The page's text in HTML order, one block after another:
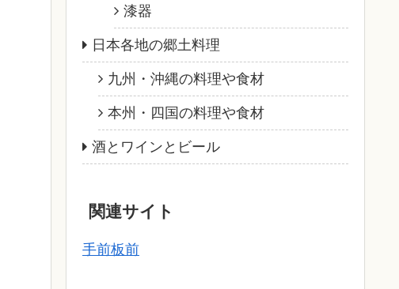
漆器
日本各地の郷土料理
九州・沖縄の料理や食材
本州・四国の料理や食材
酒とワインとビール
関連サイト
手前板前